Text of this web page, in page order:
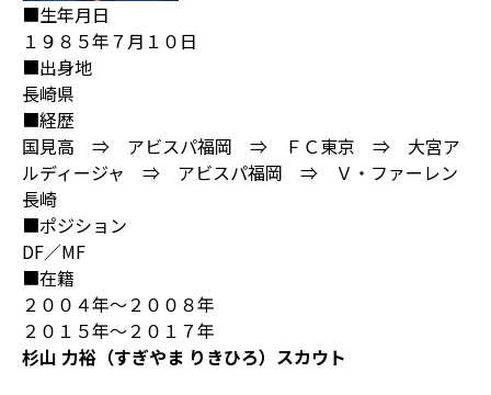
■生年月日
１９８５年７月１０日
■出身地
長崎県
■経歴
国見高 ⇒ アビスパ福岡 ⇒ ＦＣ東京 ⇒ 大宮ア
ルディージャ ⇒ アビスパ福岡 ⇒ Ｖ・ファーレン
長崎
■ポジション
DF／MF
■在籍
２００４年～２００８年
２０１５年～２０１７年
杉山 力裕（すぎやま りきひろ）スカウト